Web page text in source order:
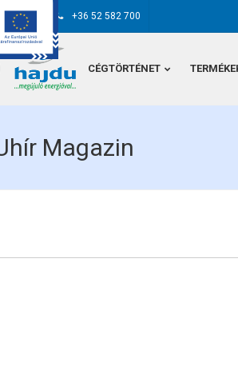
+36 52 582 700
CÉGTÖRTÉNET
Magazin